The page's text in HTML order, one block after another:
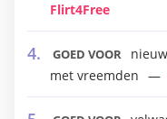
Flirt4Free
GOED VOOR
met vreemden